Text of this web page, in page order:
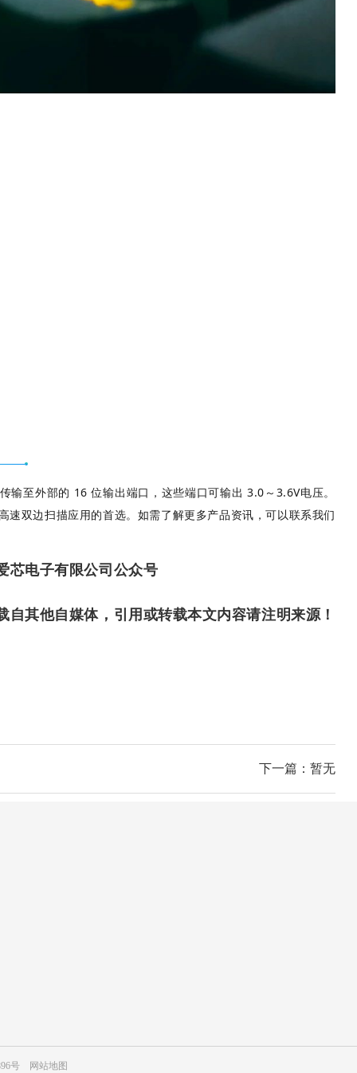
至外部的 16 位输出端口，这些端口可输出 3.0～3.6V电压。
双边扫描应用的首选。如需了解更多产品资讯，可以联系我们
芯电子有限公司公众号
其他自媒体，引用或转载本文内容请注明来源！
下一篇：暂无
微信扫码 关注我们
15915310670
号 网站地图